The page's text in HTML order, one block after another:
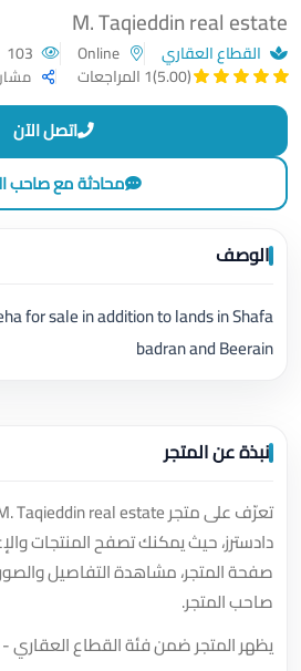
M. Taqieddin real estate
القطاع العقاري
(5.00)
1 المراجعات
اتصل الآن
محادثة مع صاحب
الوصف
for sale in addition to lands in Shafa
badran and Beerain
نبذة عن المتجر
دادسترز، حيث يمكنك تصفح المنتجات
صفحة المتجر، مشاهدة التفاصيل
صاحب المتجر.
يظهر المتجر ضمن فئة القطاع العقاري